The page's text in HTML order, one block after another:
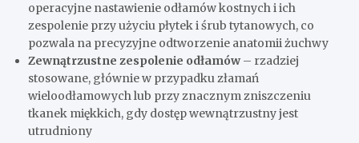
operacyjne nastawienie odłamów kostnych i ich
zespolenie przy użyciu płytek i śrub tytanowych, co
pozwala na precyzyjne odtworzenie anatomii żuchwy
Zewnątrzustne zespolenie odłamów– rzadziej
stosowane, głównie w przypadku złamań
wieloodłamowych lub przy znacznym zniszczeniu
tkanek miękkich, gdy dostęp wewnątrzustny jest
utrudniony